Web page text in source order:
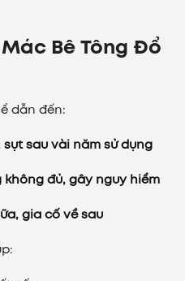
Bê Tông Đổ
dẫn đến:
sau vài năm sử dụng
đủ, gây nguy hiểm
gia cố về sau